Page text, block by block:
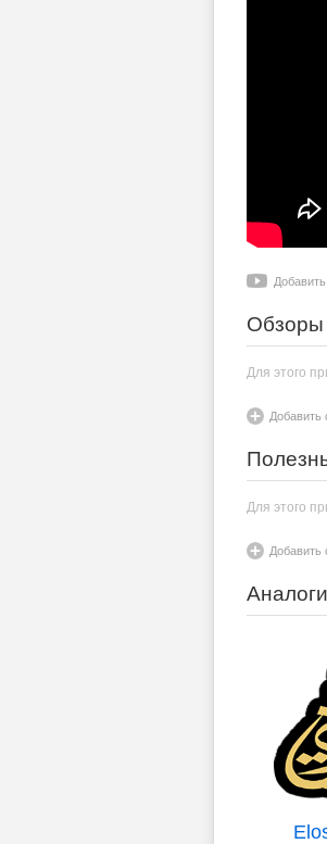
Обзоры
Для этого
Добавить
Для этого
Добавить